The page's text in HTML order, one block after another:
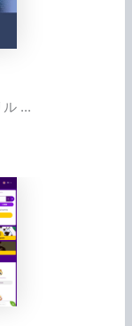
...
イト